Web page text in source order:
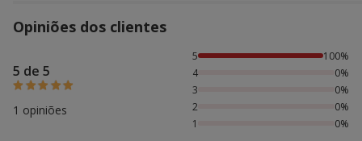
Opiniões dos clientes
5 de 5
1 opiniões
100% das pessoas avaliaram com 5 estrelas,
5
100%
4
0%
3
0%
2
0%
1
0%